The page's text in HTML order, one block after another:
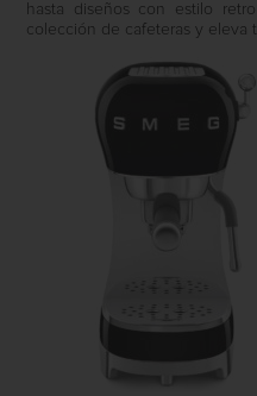
hasta diseños con estilo
colección de cafeteras y eleva